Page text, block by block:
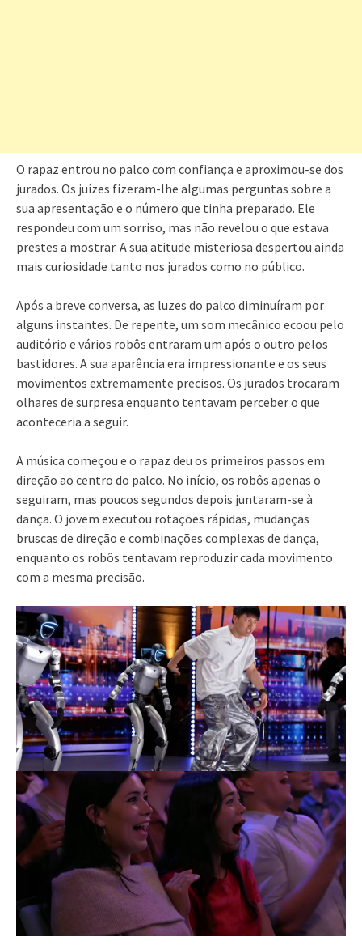
O rapaz entrou no palco com confiança e aproximou-se dos
jurados. Os juízes fizeram-lhe algumas perguntas sobre a
sua apresentação e o número que tinha preparado. Ele
respondeu com um sorriso, mas não revelou o que estava
prestes a mostrar. A sua atitude misteriosa despertou ainda
mais curiosidade tanto nos jurados como no público.
Após a breve conversa, as luzes do palco diminuíram por
alguns instantes. De repente, um som mecânico ecoou pelo
auditório e vários robôs entraram um após o outro pelos
bastidores. A sua aparência era impressionante e os seus
movimentos extremamente precisos. Os jurados trocaram
olhares de surpresa enquanto tentavam perceber o que
aconteceria a seguir.
A música começou e o rapaz deu os primeiros passos em
direção ao centro do palco. No início, os robôs apenas o
seguiram, mas poucos segundos depois juntaram-se à
dança. O jovem executou rotações rápidas, mudanças
bruscas de direção e combinações complexas de dança,
enquanto os robôs tentavam reproduzir cada movimento
com a mesma precisão.